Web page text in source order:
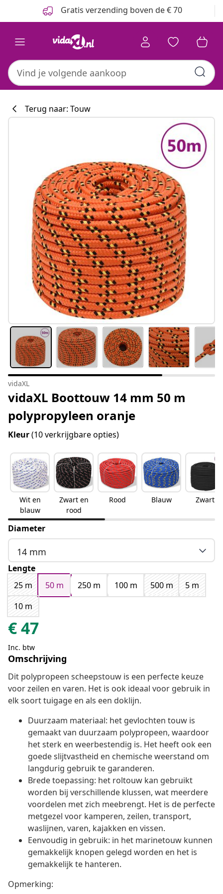
Gratis verzending boven de € 70
Terug naar: Touw
vidaXL
vidaXL Boottouw 14 mm 50 m
polypropyleen oranje
Kleur(10 verkrijgbare opties)
Wit en
blauw
Zwart en
rood
Rood Blauw Zwart
Diameter
14 mm
Lengte
25 m
50 m 250 m 100 m 500 m
5 m
10 m
€47
Inc. btw
Omschrijving
Dit polypropeen scheepstouw is een perfecte keuze
voor zeilen en varen. Het is ook ideaal voor gebruik in
elk soort tuigage en als een doklijn.
Duurzaam materiaal: het gevlochten touw is
gemaakt van duurzaam polypropeen, waardoor
het sterk en weerbestendig is. Het heeft ook een
goede slijtvastheid en chemische weerstand om
langdurig gebruik te garanderen.
Brede toepassing: het roltouw kan gebruikt
worden bij verschillende klussen, wat meerdere
voordelen met zich meebrengt. Het is de perfecte
metgezel voor kamperen, zeilen, transport,
waslijnen, varen, kajakken en vissen.
Eenvoudig in gebruik: in het marinetouw kunnen
gemakkelijk knopen gelegd worden en het is
gemakkelijk te hanteren.
Opmerking: